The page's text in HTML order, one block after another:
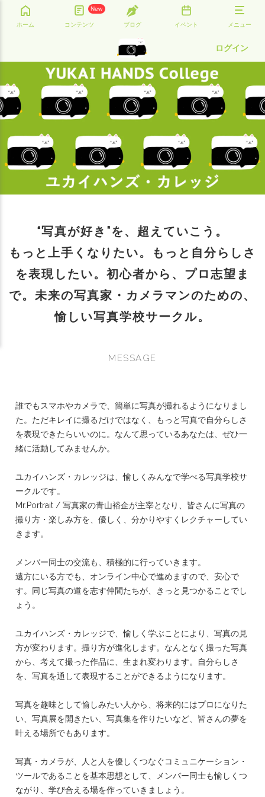
ホーム
New
コンテンツ ブログ イベント メニュー
ログイン
“写真が好き”を、超えていこう。
もっと上手くなりたい。もっと自分らしさ
を表現したい。初心者から、プロ志望ま
で。未来の写真家・カメラマンのための、
愉しい写真学校サークル。
MESSAGE
誰でもスマホやカメラで、簡単に写真が撮れるようになりまし
た。ただキレイに撮るだけではなく、もっと写真で自分らしさ
を表現できたらいいのに。なんて思っているあなたは、ぜひ一
緒に活動してみませんか。
ユカイハンズ・カレッジは、愉しくみんなで学べる写真学校サ
ークルです。
Mr.Portrait / 写真家の青山裕企が主宰となり、皆さんに写真の
撮り方・楽しみ方を、優しく、分かりやすくレクチャーしてい
きます。
メンバー同士の交流も、積極的に行っていきます。
遠方にいる方でも、オンライン中心で進めますので、安心で
す。同じ写真の道を志す仲間たちが、きっと見つかることでし
ょう。
ユカイハンズ・カレッジで、愉しく学ぶことにより、写真の見
方が変わります。撮り方が進化します。なんとなく撮った写真
から、考えて撮った作品に、生まれ変わります。自分らしさ
を、写真を通して表現することができるようになります。
写真を趣味として愉しみたい人から、将来的にはプロになりた
い、写真展を開きたい、写真集を作りたいなど、皆さんの夢を
叶える場所でもあります。
写真・カメラが、人と人を優しくつなぐコミュニケーション・
ツールであることを基本思想として、メンバー同士も愉しくつ
ながり、学び合える場を作っていきましょう。